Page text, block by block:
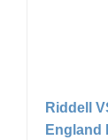
Riddell
England